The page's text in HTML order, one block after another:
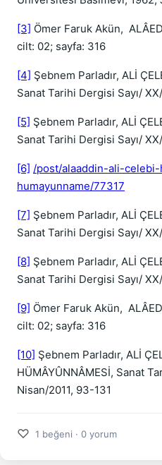
[3] Ömer Faruk Akün,
cilt: 02; sayfa: 316
[4] Şebnem Parladır, ALİ
Sanat Tarihi Dergisi Sayı/
[5] Şebnem Parladır, ALİ
Sanat Tarihi Dergisi Sayı/
[6] /post/alaaddin-ali-celebi-
humayunname/77317
[7] Şebnem Parladır, ALİ
Sanat Tarihi Dergisi Sayı/
[8] Şebnem Parladır, ALİ
Sanat Tarihi Dergisi Sayı/
[9] Ömer Faruk Akün,
cilt: 02; sayfa: 316
[10] Şebnem Parladır, ALİ
HÜMÂYÛNNÂMESİ, Sanat
Nisan/2011, 93-131
♡ 1 beğeni · 0 yorum